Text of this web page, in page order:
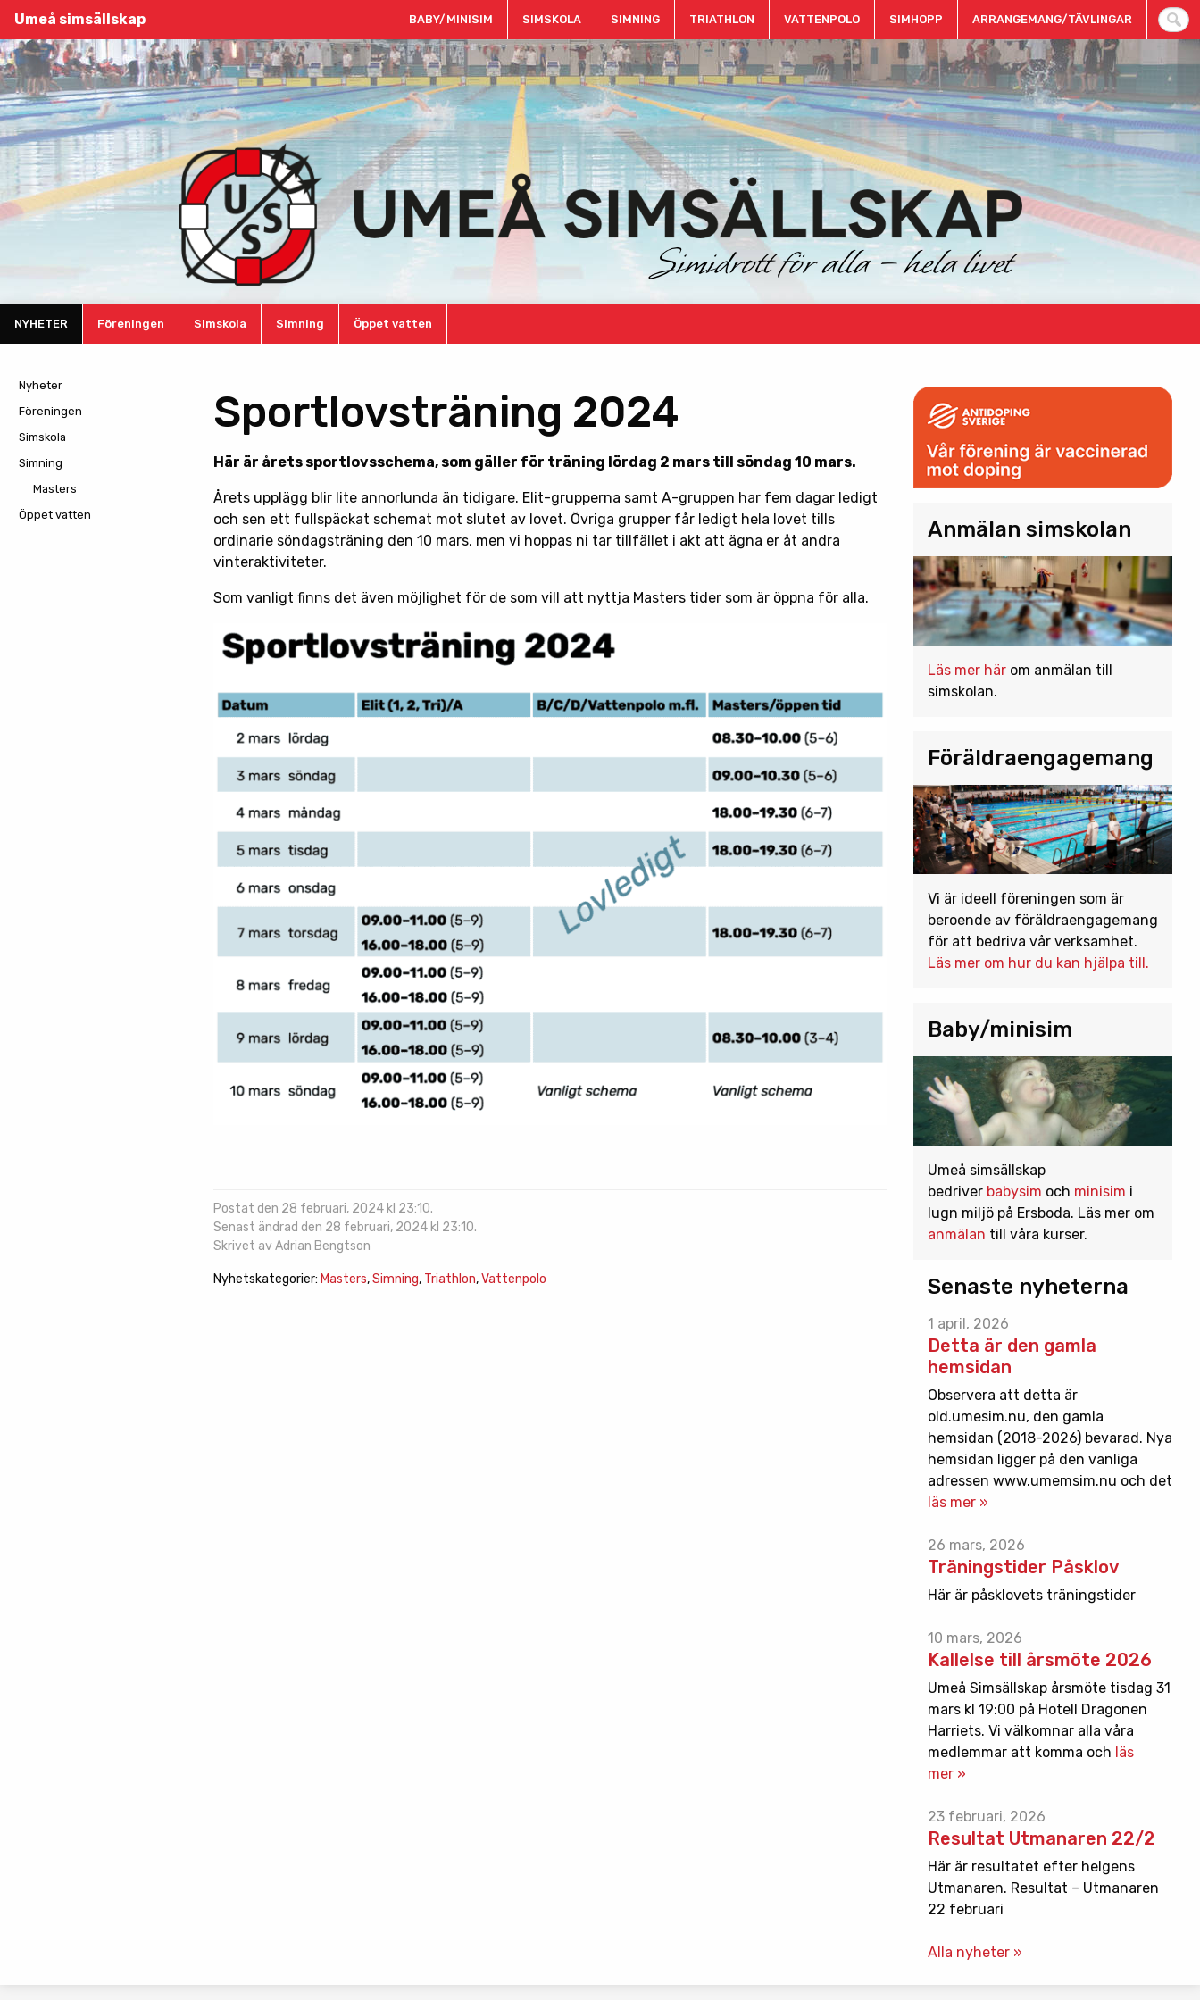
Umeå simsällskap BABY/MINISIM SIMSKOLA SIMNING TRIATHLON VATTENPOLO SIMHOPP ARRANGEMANG/TÄVLINGAR
NYHETER Föreningen Simskola Simning Öppet vatten
Sportlovsträning 2024
Här är årets sportlovsschema, som gäller för träning lördag 2 mars till söndag 10 mars.
Årets upplägg blir lite annorlunda än tidigare. Elit-grupperna samt A-gruppen har fem dagar ledigt
och sen ett fullspäckat schemat mot slutet av lovet. Övriga grupper får ledigt hela lovet tills
ordinarie söndagsträning den 10 mars, men vi hoppas ni tar tillfället i akt att ägna er åt andra
vinteraktiviteter.
Som vanligt finns det även möjlighet för de som vill att nyttja Masters tider som är öppna för alla.
Postat den 28 februari, 2024 kl 23:10.
Senast ändrad den 28 februari, 2024 kl 23:10.
Skrivet av Adrian Bengtson
Nyhetskategorier: Masters,Simning, Triathlon,Vattenpolo
Nyheter
Föreningen
Simskola
Simning
Masters
Öppet vatten
Anmälan simskolan
Läs mer härom anmälan till
simskolan.
Föräldraengagemang
Vi är ideell föreningen som är
beroende av föräldraengagemang
för att bedriva vår verksamhet.
Läs mer om hur du kan hjälpa till.
Baby/minisim
Umeå simsällskap
bedriver babysim och minisim i
lugn miljö på Ersboda. Läs mer om
anmälan till våra kurser.
Senaste nyheterna
1 april, 2026
Detta är den gamla
hemsidan
Observera att detta är
old.umesim.nu, den gamla
hemsidan (2018-2026) bevarad. Nya
hemsidan ligger på den vanliga
adressen www.umemsim.nu och det
läs mer »
26 mars, 2026
Träningstider Påsklov
Här är påsklovets träningstider
10 mars, 2026
Kallelse till årsmöte 2026
Umeå Simsällskap årsmöte tisdag 31
mars kl 19:00 på Hotell Dragonen
Harriets. Vi välkomnar alla våra
medlemmar att komma och läs
mer »
23 februari, 2026
Resultat Utmanaren 22/2
Här är resultatet efter helgens
Utmanaren. Resultat – Utmanaren
22 februari
Alla nyheter »